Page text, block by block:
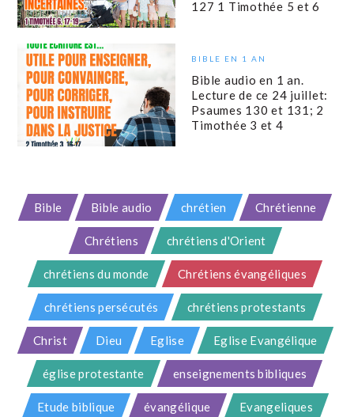
127 1 Timothée 5 et 6
BIBLE EN 1 AN
Bible audio en 1 an.
Lecture de ce 24 juillet:
Psaumes 130 et 131; 2
Timothée 3 et 4
Bible Bible audio chrétien Chrétienne
Chrétiens chrétiens d'Orient
chrétiens du monde Chrétiens évangéliques
chrétiens persécutés chrétiens protestants
Christ Dieu Eglise Eglise Evangélique
église protestante enseignements bibliques
Etude biblique évangélique Evangeliques